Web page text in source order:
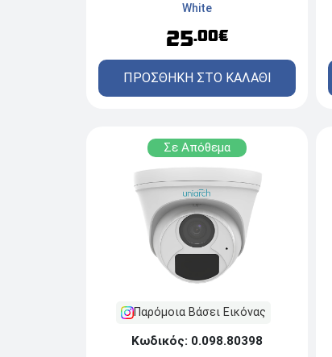
White
25.00€
ΠΡΟΣΘΗΚΗ ΣΤΟ ΚΑΛΑΘΙ
Σε Απόθεμα
Παρόμοια Βάσει Εικόνας
Κωδικός: 0.098.80398